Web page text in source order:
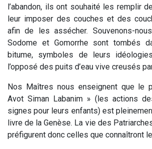
l’abandon, ils ont souhaité les remplir
leur imposer des couches et des
afin de les assécher. Souvenons-
Sodome et Gomorrhe sont tombés
bitume, symboles de leurs
l’opposé des puits d’eau vive creusés
Nos Maîtres nous enseignent que le
Avot Siman Labanim » (les actions
signes pour leurs enfants) est
livre de la Genèse. La vie des
préfigurent donc celles que connaîtront